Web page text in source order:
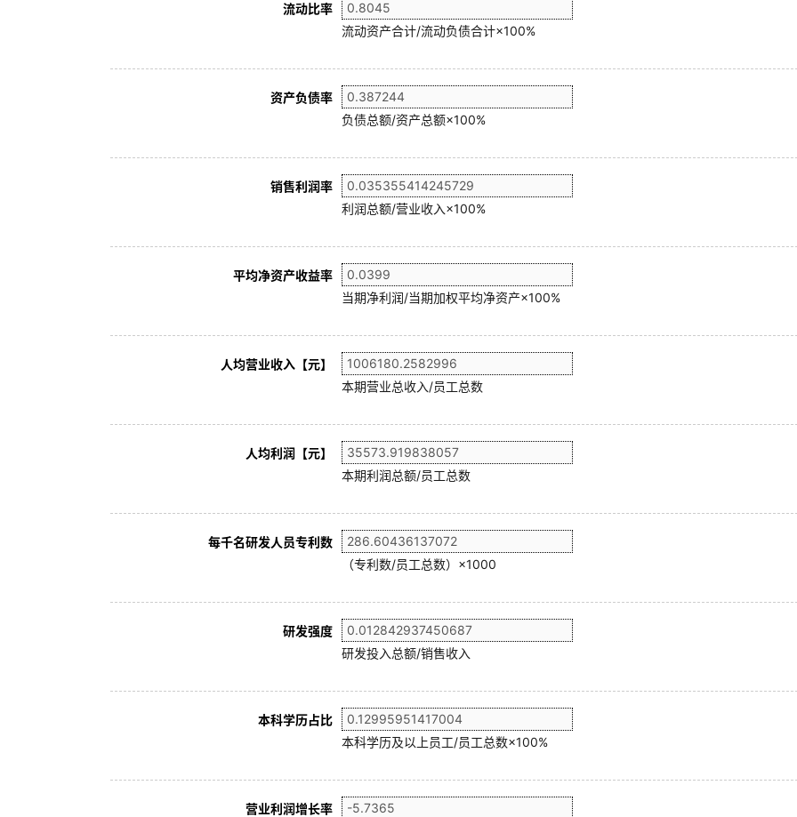
流动比率
流动资产合计/流动负债合计×100%
资产负债率
负债总额/资产总额×100%
销售利润率
利润总额/营业收入×100%
平均净资产收益率
当期净利润/当期加权平均净资产×100%
人均营业收入【元】
本期营业总收入/员工总数
人均利润【元】
本期利润总额/员工总数
每千名研发人员专利数
（专利数/员工总数）×1000
研发强度
研发投入总额/销售收入
本科学历占比
本科学历及以上员工/员工总数×100%
营业利润增长率